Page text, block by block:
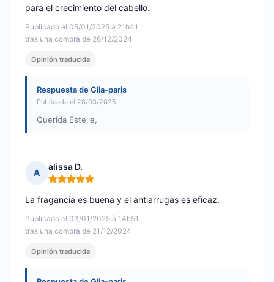
Publicado el 05/01/2025 à 21h41
tras una compra de 26/12/2024
para el crecimiento del cabello.
Opinión traducida
Respuesta de Glia-paris
Publicada el 28/03/2025
Querida Estelle,
A
alissa D.
Nota: 5 de 5
Publicado el 03/01/2025 à 14h51
tras una compra de 21/12/2024
La fragancia es buena y el antiarrugas es eficaz.
Opinión traducida